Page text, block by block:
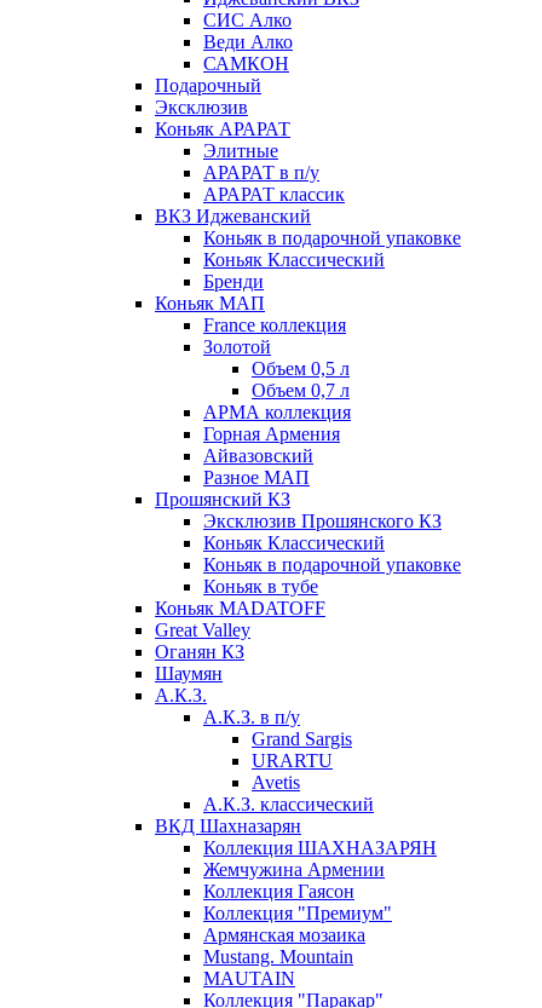
СИС Алко
Веди Алко
САМКОН
Подарочный
Эксклюзив
Коньяк АРАРАТ
Элитные
АРАРАТ в п/у
АРАРАТ классик
ВКЗ Иджеванский
Коньяк в подарочной упаковке
Коньяк Классический
Бренди
Коньяк МАП
France коллекция
Золотой
Объем 0,5 л
Объем 0,7 л
АРМА коллекция
Горная Армения
Айвазовский
Разное МАП
Прошянский КЗ
Эксклюзив Прошянского КЗ
Коньяк Классический
Коньяк в подарочной упаковке
Коньяк в тубе
Коньяк MADATOFF
Great Valley
Оганян КЗ
Шаумян
А.К.З.
А.К.З. в п/у
Grand Sargis
URARTU
Avetis
А.К.З. классический
ВКД Шахназарян
Коллекция ШАХНАЗАРЯН
Жемчужина Армении
Коллекция Гаясон
Коллекция "Премиум"
Армянская мозаика
Mustang. Mountain
MAUTAIN
Коллекция "Паракар"